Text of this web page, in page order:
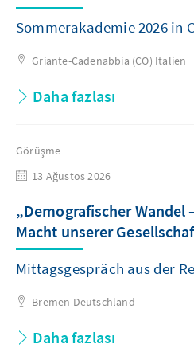
Sommerakademie 2026 in
Griante-Cadenabbia (CO) Italien
Daha fazlası
Görüşme
13 Ağustos 2026
„Demografischer Wandel
Macht unserer
Mittagsgespräch aus der
Bremen Deutschland
Daha fazlası